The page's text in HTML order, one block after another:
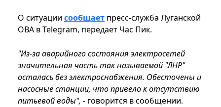
О ситуации сообщает пресс-служба Луганской
ОВА в Telegram, передает Час Пик.
"Из-за аварийного состояния электросетей
значительная часть так называемой "ЛНР"
осталась без электроснабжения. Обесточены и
насосные станции, что привело к отсутствию
питьевой воды", - говорится в сообщении.